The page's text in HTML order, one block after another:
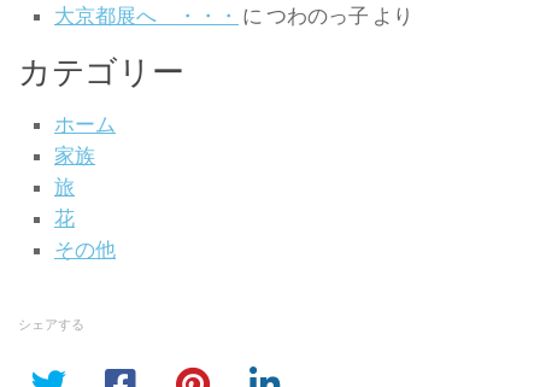
大京都展へ ・・・ に つわのっ子 より
カテゴリー
ホーム
家族
旅
花
その他
シェアする